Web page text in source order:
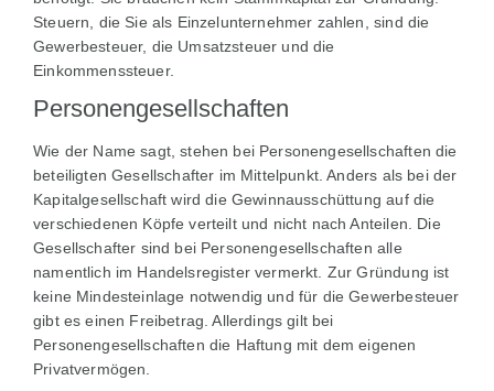
Steuern, die Sie als Einzelunternehmer zahlen, sind die
Gewerbesteuer, die Umsatzsteuer und die
Einkommenssteuer.
Personengesellschaften
Wie der Name sagt, stehen bei Personengesellschaften die
beteiligten Gesellschafter im Mittelpunkt. Anders als bei der
Kapitalgesellschaft wird die Gewinnausschüttung auf die
verschiedenen Köpfe verteilt und nicht nach Anteilen. Die
Gesellschafter sind bei Personengesellschaften alle
namentlich im Handelsregister vermerkt. Zur Gründung ist
keine Mindesteinlage notwendig und für die Gewerbesteuer
gibt es einen Freibetrag. Allerdings gilt bei
Personengesellschaften die Haftung mit dem eigenen
Privatvermögen.